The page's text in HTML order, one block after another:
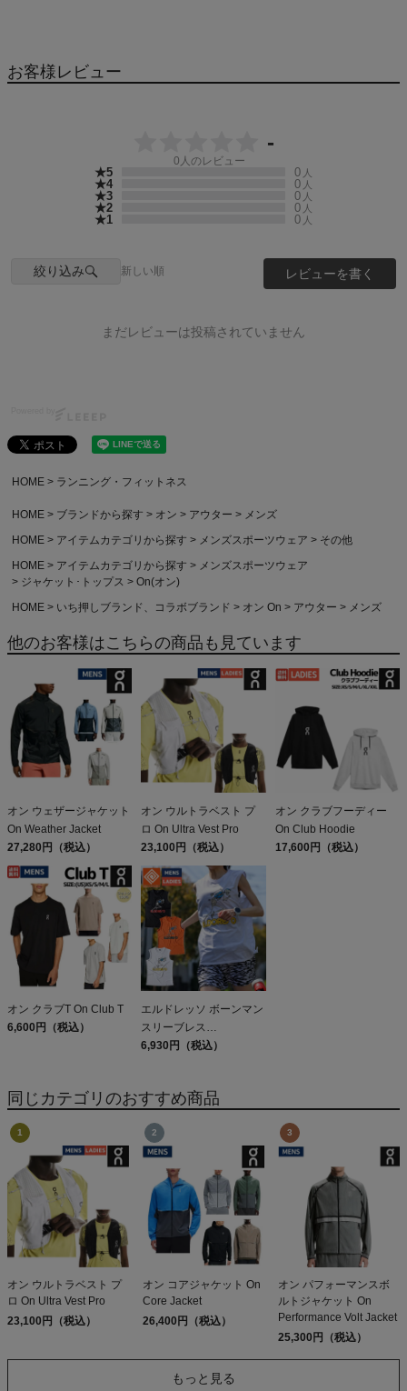
お客様レビュー
-
0 人のレビュー
★5 0 人
★4 0 人
★3 0 人
★2 0 人
★1 0 人
絞り込み 新しい順 レビューを書く
まだレビューは投稿されていません
HOME ランニング・フィットネス
HOME ブランドから探す オン アウター
メンズ
HOME
アイテムカテゴリから探す メンズスポーツウェア
その他
HOME
アイテムカテゴリから探す
メンズスポーツウェア
ジャケット･トップス
On(オン)
HOME
いち押しブランド、コラボブランド オン On アウター メンズ
他のお客様はこちらの商品も見ています
オン ウェザージャケット
On Weather Jacket
27,280円（税込）
オン ウルトラベスト プ
ロ On Ultra Vest Pro
23,100円（税込）
オン クラブフーディー
On Club Hoodie
17,600円（税込）
オン クラブT On Club T
6,600円（税込）
エルドレッソ ボーンマン
スリーブレス
ELDORESO Boneman
6,930円（税込）
同じカテゴリのおすすめ商品
オン ウルトラベスト プ
ロ On Ultra Vest Pro
23,100円（税込）
オン コアジャケット On
Core Jacket
26,400円（税込）
オン パフォーマンスボ
ルトジャケット On
Performance Volt Jacket
25,300円（税込）
もっと見る